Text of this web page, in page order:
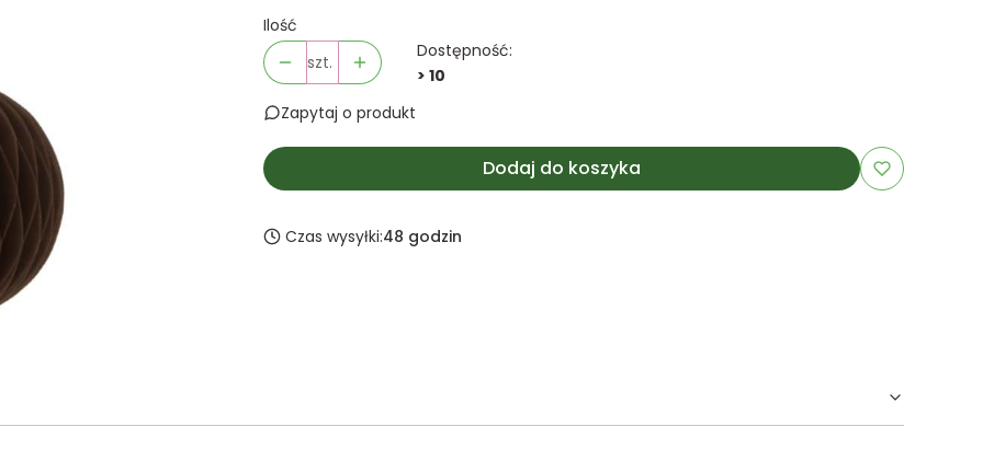
Ilość
szt.
Dostępność:
> 10
Zapytaj o produkt
Dodaj do koszyka
Czas wysyłki:48 godzin